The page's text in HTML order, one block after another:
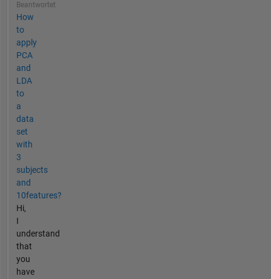
Beantwortet
How
to
apply
PCA
and
LDA
to
a
data
set
with
3
subjects
and
10features?
Hi,
I
understand
that
you
have